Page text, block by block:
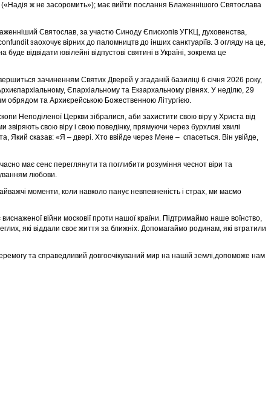
ж не засоромить»); має вийти послання Блаженнішого Святослава
Святослав, за участю Синоду Єпископів УГКЦ, духовенства,
заохочує вірних до паломництв до інших санктуаріїв. З огляду на це,
відвідати ювілейні відпустові святині в Україні, зокрема це
зачиненням Святих Дверей у згаданій базиліці 6 січня 2026 року,
Єпархіальному та Екзархальному рівнях. У неділю, 29
обрядом та Архиєрейською Божественною Літургією.
Неподіленої Церкви зібралися, аби захистити свою віру у Христа від
свою віру і свою поведінку, прямуючи через бурхливі хвилі
Який сказав: «Я – двері. Хто ввійде через Мене – спасеться. Він увійде,
має сенс переглянути та поглибити розуміння чеснот віри та
любови.
моменти, коли навколо панує невпевненість і страх, ми маємо
війни московії проти нашої країни. Підтримаймо наше воїнство,
які віддали своє життя за ближніх. Допомагаймо родинам, які втратили
та справедливий довгоочікуваний мир на нашій землі,допоможе нам